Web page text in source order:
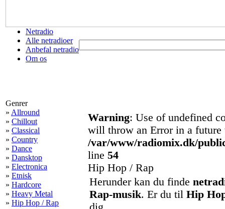
Netradio
Alle netradioer
Anbefal netradio
Om os
Genrer
» Allround
» Chillout
» Classical
» Country
» Dance
» Dansktop
» Electronica
» Etnisk
» Hardcore
» Heavy Metal
» Hip Hop / Rap
Warning: Use of undefined
will throw an Error in a future
/var/www/radiomix.dk/
line 54
Hip Hop / Rap
Herunder kan du finde
Rap-musik. Er du til Hip